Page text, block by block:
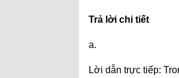
Trả lời chi tiết
a.
Lời dẫn trực tiếp: